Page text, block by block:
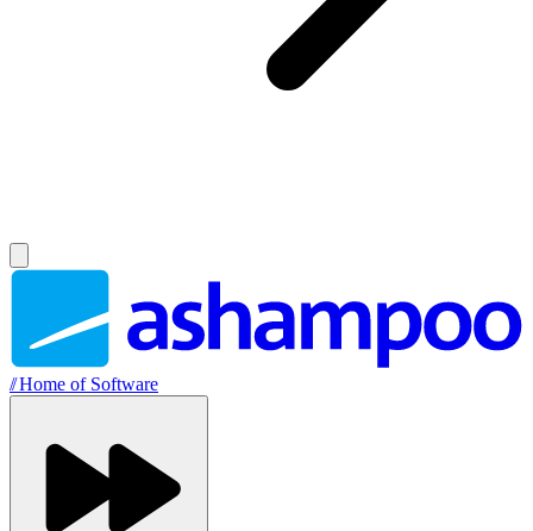
//Home of Software